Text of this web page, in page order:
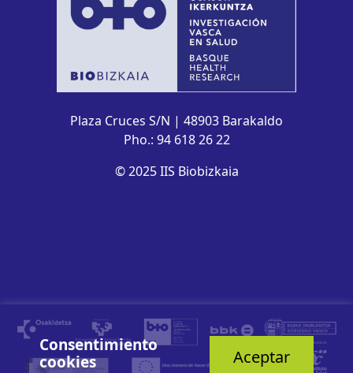
Plaza Cruces S/N | 48903 Barakaldo
Pho.: 94 618 26 22
© 2025 IIS Biobizkaia
Consentimiento
cookies
Aceptar